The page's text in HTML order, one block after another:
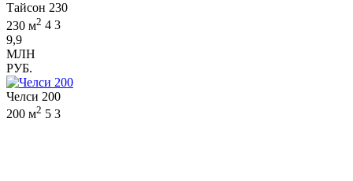
Тайсон 230
230 м2 4 3
9,9
МЛН
РУБ.
Челси 200
200 м2 5 3